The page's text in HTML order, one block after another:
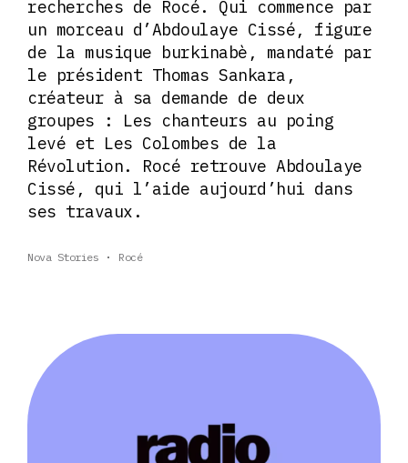
recherches de Rocé. Qui commence par
un morceau d’Abdoulaye Cissé, figure
de la musique burkinabè, mandaté par
le président Thomas Sankara,
créateur à sa demande de deux
groupes : Les chanteurs au poing
levé et Les Colombes de la
Révolution. Rocé retrouve Abdoulaye
Cissé, qui l’aide aujourd’hui dans
ses travaux.
Nova Stories Rocé